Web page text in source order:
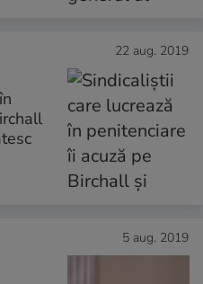
22 aug. 2019
5 aug. 2019